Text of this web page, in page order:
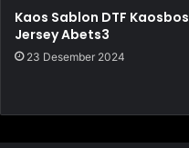
Kaos Sablon DTF Kaosbos
Jersey Abets3
23 Desember 2024